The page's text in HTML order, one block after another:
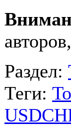
Раздел:
Теги: